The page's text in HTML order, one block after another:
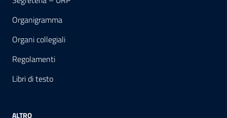
Organigramma
Organi collegiali
Regolamenti
Libri di testo
ALTRO